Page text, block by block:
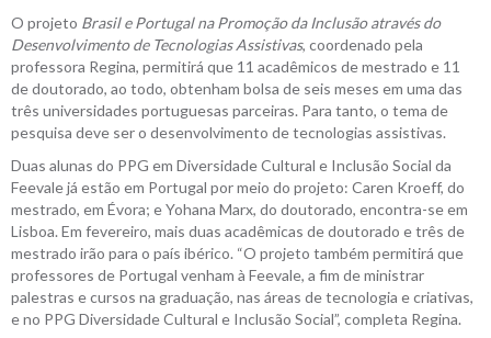
O projeto Brasil e Portugal na Promoção da Inclusão através do
Desenvolvimento de Tecnologias Assistivas, coordenado pela
professora Regina, permitirá que 11 acadêmicos de mestrado e 11
de doutorado, ao todo, obtenham bolsa de seis meses em uma das
três universidades portuguesas parceiras. Para tanto, o tema de
pesquisa deve ser o desenvolvimento de tecnologias assistivas.
Duas alunas do PPG em Diversidade Cultural e Inclusão Social da
Feevale já estão em Portugal por meio do projeto: Caren Kroeff, do
mestrado, em Évora; e Yohana Marx, do doutorado, encontra-se em
Lisboa. Em fevereiro, mais duas acadêmicas de doutorado e três de
mestrado irão para o país ibérico. “O projeto também permitirá que
professores de Portugal venham à Feevale, a fim de ministrar
palestras e cursos na graduação, nas áreas de tecnologia e criativas,
e no PPG Diversidade Cultural e Inclusão Social”, completa Regina.